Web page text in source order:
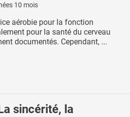
10 mois
aérobie pour la fonction
pour la santé du cerveau
documentés. Cependant, ...
sincérité, la